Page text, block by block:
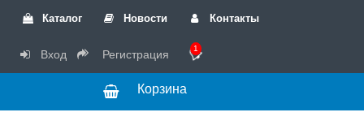
Каталог Новости Контакты
Вход Регистрация 1
Корзина